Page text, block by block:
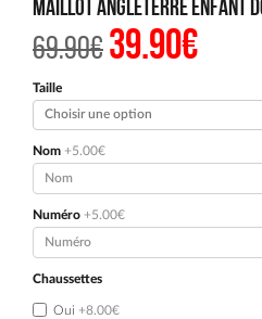
Maillot Angleterre Enfant
69.90€Le
prix
était :
69.90€.
39.90€Le
prix
est :
Taille
Nom +5.00€
Numéro +5.00€
Chaussettes
Oui +8.00€